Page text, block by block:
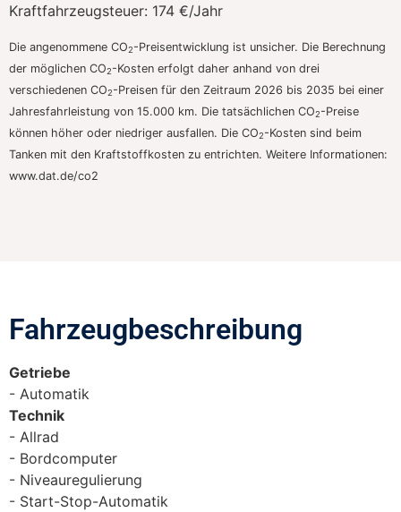
Kraftfahrzeugsteuer: 174 €/Jahr
Die angenommene CO2-Preisentwicklung ist unsicher. Die Berechnung
der möglichen CO2-Kosten erfolgt daher anhand von drei
verschiedenen CO2-Preisen für den Zeitraum 2026 bis 2035 bei einer
Jahresfahrleistung von 15.000 km. Die tatsächlichen CO2-Preise
können höher oder niedriger ausfallen. Die CO2-Kosten sind beim
Tanken mit den Kraftstoffkosten zu entrichten. Weitere Informationen:
www.dat.de/co2
Fahrzeugbeschreibung​
Getriebe
Automatik
Technik
Allrad
Bordcomputer
Niveauregulierung
Start-Stop-Automatik